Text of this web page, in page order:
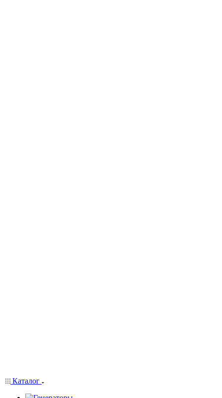
Каталог